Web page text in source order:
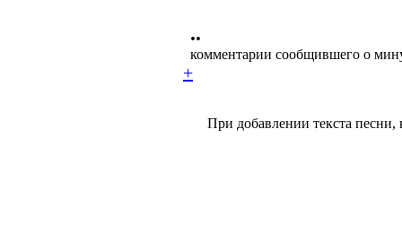
••
комментарии сообщившего о
+
При добавлении текста песни,